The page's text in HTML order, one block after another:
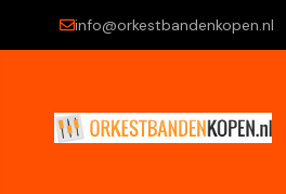
info@orkestbandenkopen.nl